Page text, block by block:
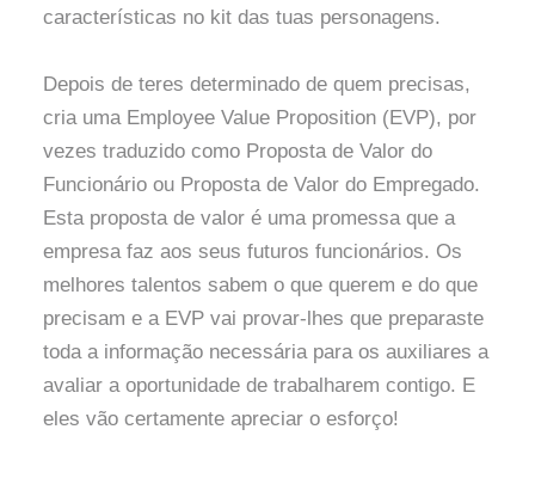
características no kit das tuas personagens.
Depois de teres determinado de quem precisas,
cria uma Employee Value Proposition (EVP), por
vezes traduzido como Proposta de Valor do
Funcionário ou Proposta de Valor do Empregado.
Esta proposta de valor é uma promessa que a
empresa faz aos seus futuros funcionários. Os
melhores talentos sabem o que querem e do que
precisam e a EVP vai provar-lhes que preparaste
toda a informação necessária para os auxiliares a
avaliar a oportunidade de trabalharem contigo. E
eles vão certamente apreciar o esforço!